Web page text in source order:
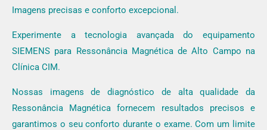
Imagens precisas e conforto excepcional.
Experimente a tecnologia avançada do equipamento
SIEMENS para Ressonância Magnética de Alto Campo na
Clínica CIM.
Nossas imagens de diagnóstico de alta qualidade da
Ressonância Magnética fornecem resultados precisos e
garantimos o seu conforto durante o exame. Com um limite